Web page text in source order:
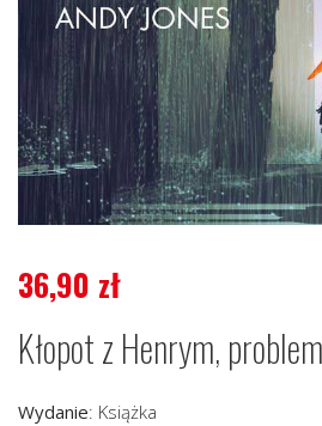
36,90 zł
Kłopot z Henrym,
Wydanie: Książka